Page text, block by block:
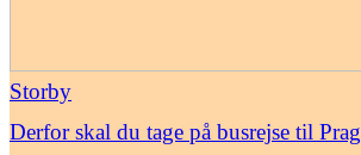
Storby
Derfor skal du tage på busrejse til Prag